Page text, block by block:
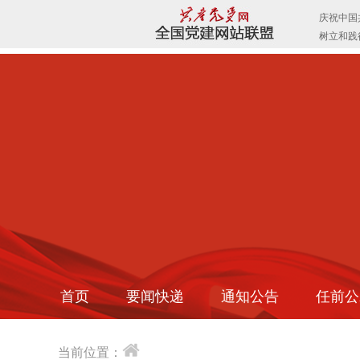
首页 要闻快递 通知公告 任前
当前位置：